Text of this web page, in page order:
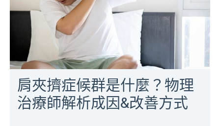
肩夾擠症候群是什麼？物理
治療師解析成因&改善方式